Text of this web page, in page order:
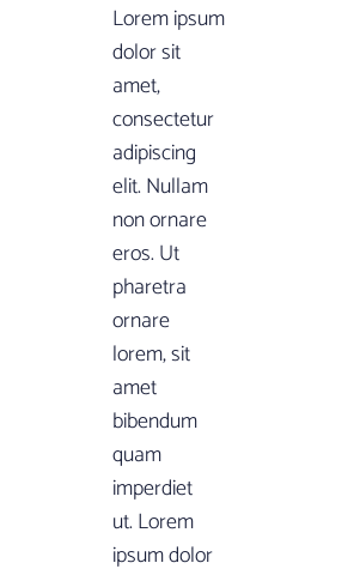
Lorem ipsum
dolor sit
amet,
consectetur
adipiscing
elit. Nullam
non ornare
eros. Ut
pharetra
ornare
lorem, sit
amet
bibendum
quam
imperdiet
ut. Lorem
ipsum dolor